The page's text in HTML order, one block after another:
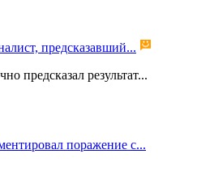
предсказавший...
предсказал результат...
поражение с...